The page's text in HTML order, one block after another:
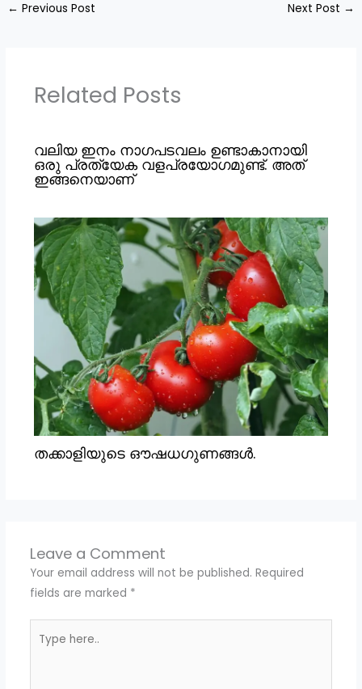
← Previous Post Next Post →
Related Posts
വലിയ ഇനം നാഗപടവലം ഉണ്ടാകാനായി
ഒരു പ്രത്യേക വളപ്രയോഗമുണ്ട്. അത്
ഇങ്ങനെയാണ്
തക്കാളിയുടെ ഔഷധഗുണങ്ങൾ.
Leave a Comment
Your email address will not be published. Required
fields are marked *
here..